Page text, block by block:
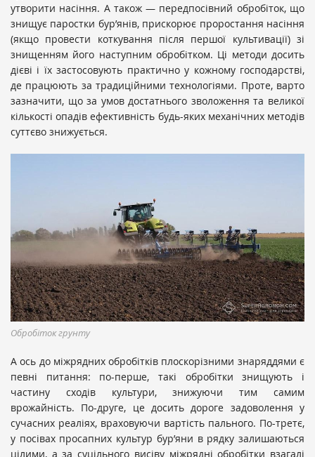
утворити насіння. А також — передпосівний обробіток, що
знищує паростки бур’янів, прискорює проростання насіння
(якщо провести коткування після першої культивації) зі
знищенням його наступним обробітком. Ці методи досить
дієві і їх застосовують практично у кожному господарстві,
де працюють за традиційними технологіями. Проте, варто
зазначити, що за умов достатнього зволоження та великої
кількості опадів ефективність будь-яких механічних методів
суттєво знижується.
Обробіток грунту
А ось до міжрядних обробітків плоскорізними знаряддями є
певні питання: по-перше, такі обробітки знищують і
частину сходів культури, знижуючи тим самим
врожайність. По-друге, це досить дороге задоволення у
сучасних реаліях, враховуючи вартість пального. По-третє,
у посівах просапних культур бур’яни в рядку залишаються
цілими, а за суцільного висіву міжрядні обробітки взагалі